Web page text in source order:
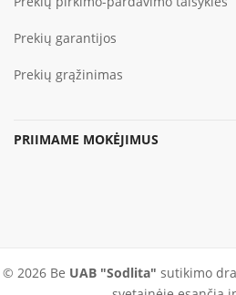
Prekių garantijos
Prekių grąžinimas
PRIIMAME MOKĖJIMUS
© 2026 Be UAB "Sodlita" sutikimo